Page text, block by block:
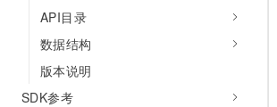
API目录
数据结构
版本说明
SDK参考